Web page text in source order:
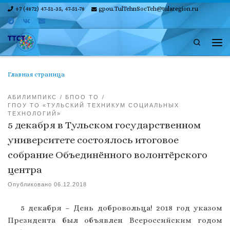
Skip to content
+7 (4872) 47-51-35, 47-51-78 gpou.TulTehnSocTeh@tularegion.ru
Search
Главная страница
АБИЛИМПИКС
БПОО ТО
ГПОУ ТО «ТУЛЬСКИЙ ТЕХНИКУМ СОЦИАЛЬНЫХ
ТЕХНОЛОГИЙ»
5 декабря в Тульском государственном
университете состоялось итоговое
собрание Объединённого волонтёрского
центра
Опубликовано 06.12.2018
5 декабря – День добровольца! 2018 год указом
Президента был объявлен Всероссийским годом